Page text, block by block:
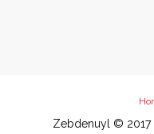
Zebdenuyl © 2017